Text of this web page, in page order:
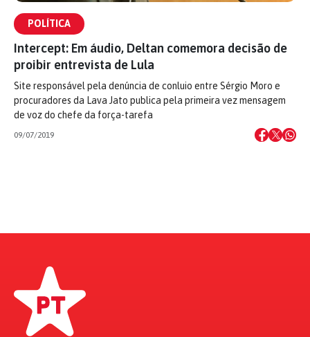
POLÍTICA
Intercept: Em áudio, Deltan comemora decisão de
proibir entrevista de Lula
Site responsável pela denúncia de conluio entre Sérgio Moro e
procuradores da Lava Jato publica pela primeira vez mensagem
de voz do chefe da força-tarefa
09/07/2019